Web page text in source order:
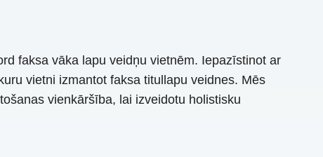
faksa vāka lapu veidņu vietnēm. Iepazīstinot ar
vietni izmantot faksa titullapu veidnes. Mēs
vienkāršība, lai izveidotu holistisku